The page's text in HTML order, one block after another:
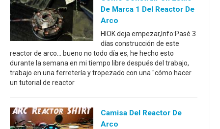
De Marca 1 Del Reactor De
Arco
HIOK deja empezar,Info:Pasé 3
días construcción de este
reactor de arco... bueno no todo día es, he hecho esto
durante la semana en mi tiempo libre después del trabajo,
trabajo en una ferretería y tropezado con una "cómo hacer
un tutorial de reactor
Camisa Del Reactor De
Arco